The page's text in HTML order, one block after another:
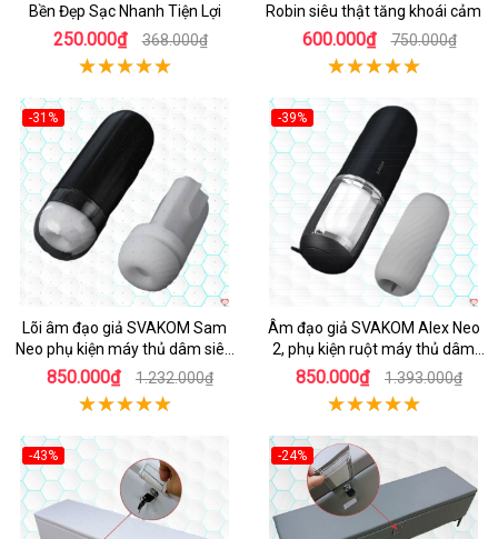
Bền Đẹp Sạc Nhanh Tiện Lợi
250.000₫ 368.000₫
Robin siêu thật tăng khoái cảm
600.000₫ 750.000₫
-31%
Hot
Lõi âm đạo giả SVAKOM Sam
Neo phụ kiện máy thủ dâm siêu
thực
850.000₫ 1.232.000₫
-39%
Hot
Âm đạo giả SVAKOM Alex Neo
2, phụ kiện ruột máy thủ dâm
cao cấp
850.000₫ 1.393.000₫
-43% -24%